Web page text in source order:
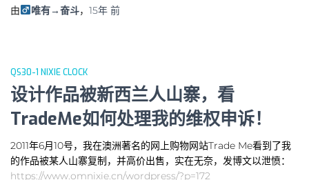
由
唯有→奋斗， 15年前
QS30-1 NIXIE CLOCK
设计作品被新西兰人山寨，看
TradeMe如何处理我的维权申诉！
2011年6月10号，我在澳洲著名的网上购物网站Trade Me看到了我
的作品被某人山寨复制，并高价出售，实在无奈，发博文以泄愤：
https://www.omnixie.cn/wordpress/?p=172